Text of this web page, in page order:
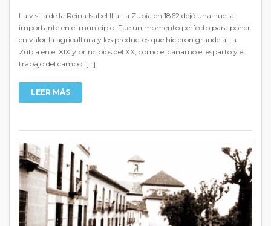
La visita de la Reina Isabel II a La Zubia en 1862 dejó una huella
importante en el municipio. Fue un momento perfecto para poner
en valor la agricultura y los productos que hicieron grande a La
Zubia en el XIX y principios del XX, como el cáñamo el esparto y el
trabajo del campo. […]
LEER MÁS